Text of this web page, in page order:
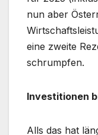
nun aber
eine zweite
schrumpfen.
Investitionen
Alls das hat